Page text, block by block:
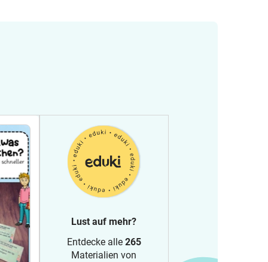
Lust auf mehr?
Entdecke alle 265
Materialien von